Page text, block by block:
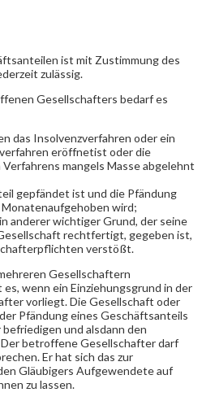
ist mit Zustimmung des
zulässig.
Gesellschafters bedarf es
das Insolvenzverfahren oder ein
eröffnetist oder die
mangels Masse abgelehnt
gepfändet ist und die Pfändung
wird;
anderer wichtiger Grund, der seine
rechtfertigt, gegeben ist,
verstößt.
Gesellschaftern
wenn ein Einziehungsgrund in der
vorliegt. Die Gesellschaft oder
Pfändung eines Geschäftsanteils
und alsdann den
betroffene Gesellschafter darf
Er hat sich das zur
Gläubigers Aufgewendete auf
zu lassen.